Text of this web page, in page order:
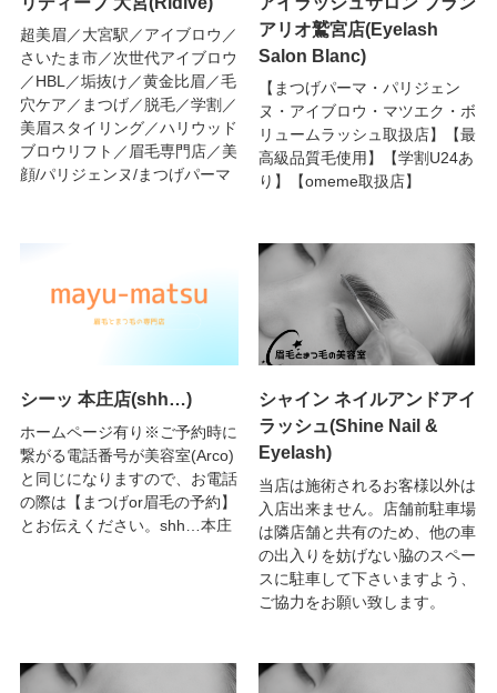
超美眉／大宮駅／アイブロウ／
さいたま市／次世代アイブロウ
／HBL／垢抜け／黄金比眉／毛
穴ケア／まつげ／脱毛／学割／
美眉スタイリング／ハリウッド
ブロウリフト／眉毛専門店／美
顔/パリジェンヌ/まつげパーマ
アリオ鷲宮店(Eyelash
Salon Blanc)
【まつげパーマ・パリジェン
ヌ・アイブロウ・マツエク・ボ
リュームラッシュ取扱店】【最
高級品質毛使用】【学割U24あ
り】【omeme取扱店】
シーッ 本庄店(shh…)
ホームページ有り※ご予約時に
繋がる電話番号が美容室(Arco)
と同じになりますので、お電話
の際は【まつげor眉毛の予約】
とお伝えください。shh…本庄
シャイン ネイルアンドアイ
ラッシュ(Shine Nail &
Eyelash)
当店は施術されるお客様以外は
入店出来ません。店舗前駐車場
は隣店舗と共有のため、他の車
の出入りを妨げない脇のスペー
スに駐車して下さいますよう、
ご協力をお願い致します。